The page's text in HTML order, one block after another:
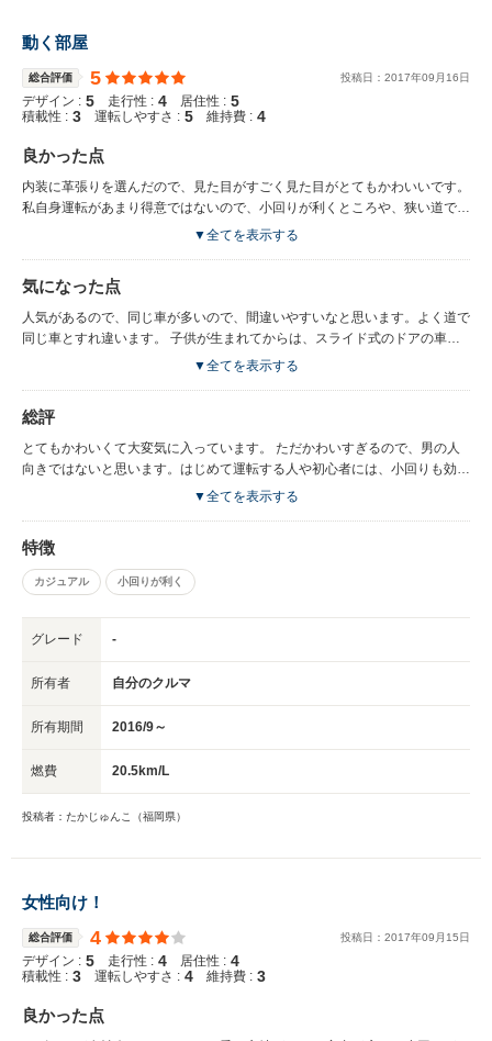
動く部屋
総合評価 5 投稿日： 2017年09 月 16日
デザイン : 5 走行性 : 4 居住性 : 5
積載性 : 3 運転しやすさ : 5 維持費 : 4
良かった点
内装に革張りを選んだので、見た目がすごく見た目がとてもかわいいです。
私自身運転があまり得意ではないので、小回りが利くところや、狭い道でも
運転しやすいところが大変嬉しいです。 うさぎのマークがところどころあ
す。
▼全てを表示する
気になった点
人気があるので、同じ車が多いので、間違いやすいなと思います。よく道で
同じ車とすれ違います。 子供が生まれてからは、スライド式のドアの車が
よかったなと思います。 車のリコールの連絡の書面が多いです。販売店が
がたいとは思っています。
▼全てを表示する
総評
とてもかわいくて大変気に入っています。 ただかわいすぎるので、男の人
向きではないと思います。はじめて運転する人や初心者には、小回りも効く
ので運転しやすいのではないかと思います。 女の人は車を選ぶ際の決め手
じで選ぶのもありではないかと思います。 本当におすすめできる車です。
▼全てを表示する
特徴
カジュアル 小回りが利く
グレード -
所有者 自分のクルマ
所有期間 2016/9～
燃費 20.5km/L
投稿者：たかじゅんこ（福岡県）
女性向け！
総合評価 4 投稿日： 2017年09 月 15日
デザイン : 5 走行性 : 4 居住性 : 4
積載性 : 3 運転しやすさ : 4 維持費 : 3
良かった点